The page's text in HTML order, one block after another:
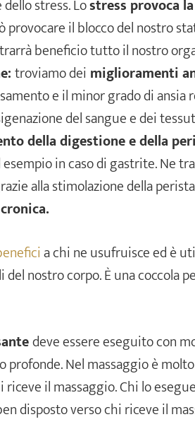
stress. Lostress provoca
provocare il blocco del nostro
beneficio tutto il nostro
troviamo dei miglioramenti
e il minor grado di ansia
del sangue e dei
della digestione e della
in caso di gastrite. Ne
alla stimolazione della
a chi ne usufruisce ed è
nostro corpo. È una coccola
deve essere eseguito con
profonde. Nel massaggio è
il massaggio. Chi lo
disposto verso chi riceve il